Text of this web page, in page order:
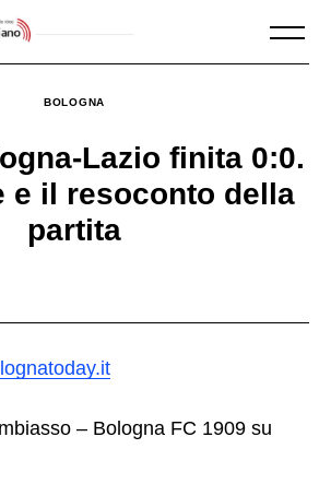
BOLOGNA
Lazio finita 0:0.
e il resoconto della
partita
– Bologna FC 1909 su